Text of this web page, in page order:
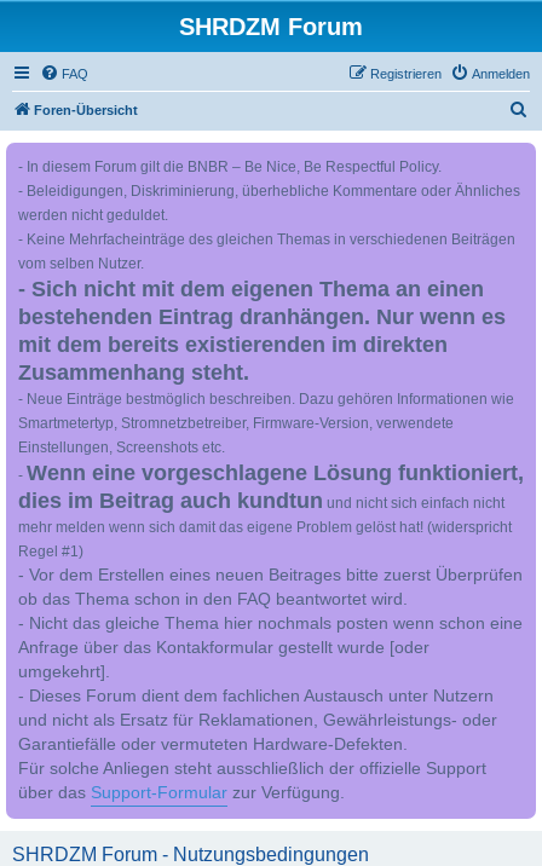
SHRDZM Forum
FAQ Anmelden
Registrieren
Foren-Übersicht
- In diesem Forum gilt die BNBR – Be Nice, Be Respectful Policy.
- Beleidigungen, Diskriminierung, überhebliche Kommentare oder Ähnliches
werden nicht geduldet.
- Keine Mehrfacheinträge des gleichen Themas in verschiedenen Beiträgen
vom selben Nutzer.
- Sich nicht mit dem eigenen Thema an einen
bestehenden Eintrag dranhängen. Nur wenn es
mit dem bereits existierenden im direkten
Zusammenhang steht.
- Neue Einträge bestmöglich beschreiben. Dazu gehören Informationen wie
Smartmetertyp, Stromnetzbetreiber, Firmware-Version, verwendete
Einstellungen, Screenshots etc.
- Wenn eine vorgeschlagene Lösung funktioniert,
dies im Beitrag auch kundtun und nicht sich einfach nicht
mehr melden wenn sich damit das eigene Problem gelöst hat! (widerspricht
Regel #1)
- Vor dem Erstellen eines neuen Beitrages bitte zuerst Überprüfen
ob das Thema schon in den FAQ beantwortet wird.
- Nicht das gleiche Thema hier nochmals posten wenn schon eine
Anfrage über das Kontakformular gestellt wurde [oder
umgekehrt].
- Dieses Forum dient dem fachlichen Austausch unter Nutzern
und nicht als Ersatz für Reklamationen, Gewährleistungs- oder
Garantiefälle oder vermuteten Hardware-Defekten.
Für solche Anliegen steht ausschließlich der offizielle Support
über das Support-Formular zur Verfügung.
SHRDZM Forum - Nutzungsbedingungen